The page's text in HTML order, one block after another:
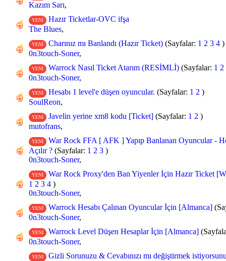
Kazım Sarı,
YENİ
Hazır Ticketlar-OVC ifşa
The Blues,
YENİ Charınız mı Banlandı (Hazır Ticket) (Sayfalar: 1 2 3 4 )
0n3touch-Soner,
YENİ Warrock Nasıl Ticket Atarım (RESİMLİ) (Sayfalar: 1 2
0n3touch-Soner,
YENİ Hesabı 1 level'e düşen oyuncular. (Sayfalar: 1 2 )
SoulReon,
YENİ Javelin yerine xm8 kodu [Ticket] (Sayfalar: 1 2 )
mutofrans,
YENİ
War Rock FFA [ AFK ] Yapıp Banlanan Oyuncular -
Açılır ? (Sayfalar: 1 2 3 )
0n3touch-Soner,
YENİ
War Rock Proxy'den Ban Yiyenler İçin Hazır Ticket
1 2 3 4 )
0n3touch-Soner,
YENİ Warrock Hesabı Çalınan Oyuncular İçin [Almanca]
0n3touch-Soner,
YENİ Warrock Level Düşen Hesaplar İçin [Almanca]
0n3touch-Soner,
YENİ
Gizli Sorunuzu & Cevabınızı mı değiştirmek